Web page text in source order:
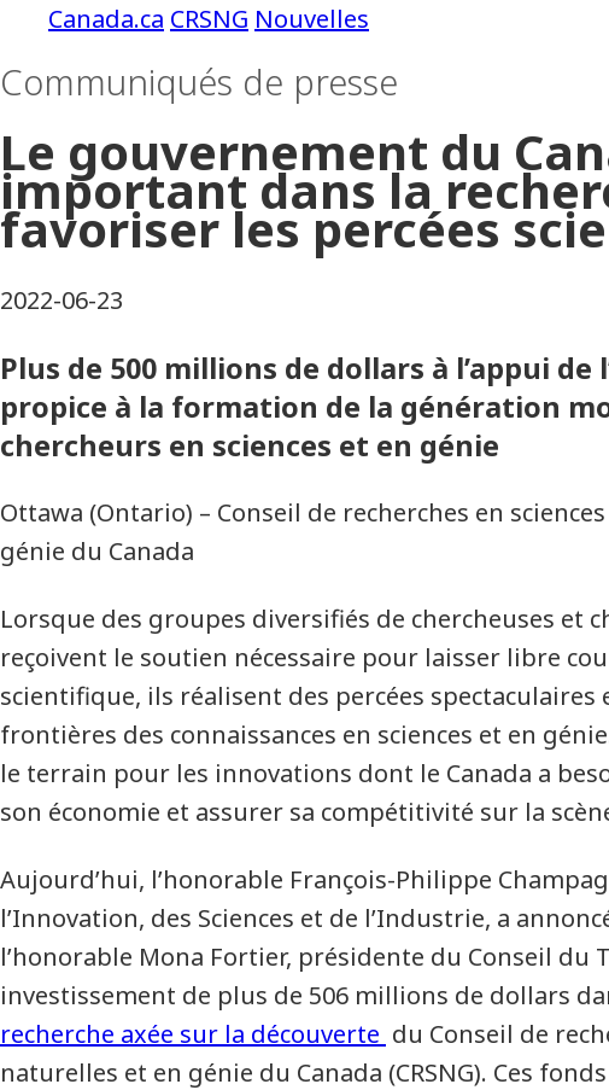
CRSNG Nouvelles
Communiqués de presse
Le gouvernement du
important dans la
favoriser les percées
2022-06-23
Plus de 500 millions de dollars à l’appui
propice à la formation de la génération
chercheurs en sciences et en génie
Ottawa (Ontario) – Conseil de recherches en
génie du Canada
Lorsque des groupes diversifiés de chercheuses et
reçoivent le soutien nécessaire pour laisser libre
scientifique, ils réalisent des percées spectaculaires
frontières des connaissances en sciences et en
le terrain pour les innovations dont le Canada a
son économie et assurer sa compétitivité sur la
Aujourd’hui, l’honorable François-Philippe
l’Innovation, des Sciences et de l’Industrie, a
l’honorable Mona Fortier, présidente du Conseil du
investissement de plus de 506 millions de dollars
recherche axée sur la découverte du Conseil de
naturelles et en génie du Canada (CRSNG). Ces